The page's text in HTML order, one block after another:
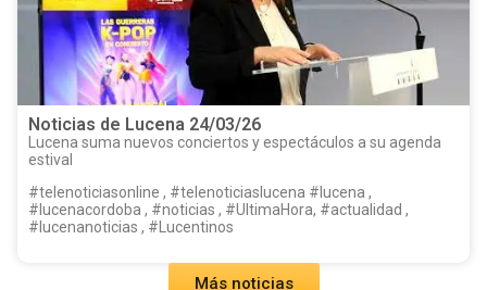
Noticias de Lucena 24/03/26
Lucena suma nuevos conciertos y espectáculos a su agenda
estival
#telenoticiasonline , #telenoticiaslucena #lucena ,
#lucenacordoba , #noticias , #UltimaHora, #actualidad ,
#lucenanoticias , #Lucentinos
Más noticias